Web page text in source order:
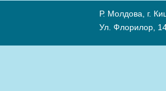
Р. Молдова, г.
Ул. Флорилор,